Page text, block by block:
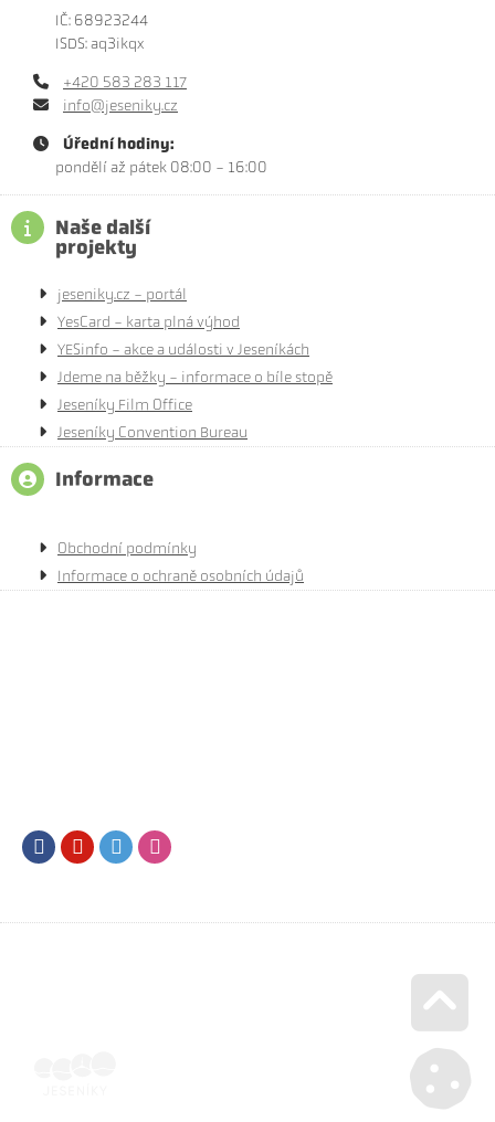
IČ: 68923244
ISDS: aq3ikqx
+420 583 283 117
info@jeseniky.cz
Úřední hodiny:
pondělí až pátek 08:00 - 16:00
Naše další
projekty
jeseniky.cz - portál
YesCard - karta plná výhod
YESinfo - akce a události v Jeseníkách
Jdeme na běžky - informace o bíle stopě
Jeseníky Film Office
Jeseníky Convention Bureau
Informace
Obchodní podmínky
Informace o ochraně osobních údajů
FacebookYoutubeTwitter
Go